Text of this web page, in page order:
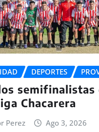
DEPORTES
semifinalistas
Chacarera
Perez Ago 3, 2026